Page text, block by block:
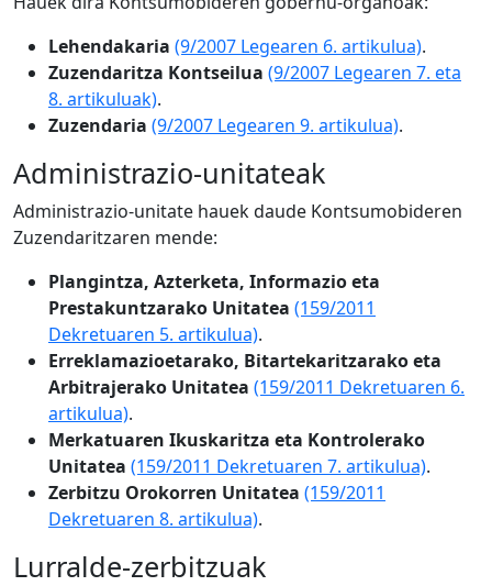
Lehendakaria (9/2007 Legearen 6. artikulua).
Zuzendaritza Kontseilua (9/2007 Legearen 7. eta
8. artikuluak).
Zuzendaria (9/2007 Legearen 9. artikulua).
Administrazio-unitateak
Administrazio-unitate hauek daude Kontsumobideren
Zuzendaritzaren mende:
Plangintza, Azterketa, Informazio eta
Prestakuntzarako Unitatea (159/2011
Dekretuaren 5. artikulua).
Erreklamazioetarako, Bitartekaritzarako eta
Arbitrajerako Unitatea (159/2011 Dekretuaren 6.
artikulua).
Merkatuaren Ikuskaritza eta Kontrolerako
Unitatea (159/2011 Dekretuaren 7. artikulua).
Zerbitzu Orokorren Unitatea (159/2011
Dekretuaren 8. artikulua).
Lurralde-zerbitzuak